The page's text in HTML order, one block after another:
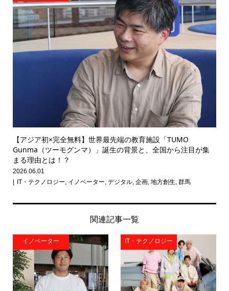
【アジア初×完全無料】世界最先端の教育施設「TUMO
Gunma（ツーモグンマ）」誕生の背景と、全国から注目が集
まる理由とは！？
2026.06.01
IT・テクノロジー, イノベーター, デジタル, 企画, 地方創生, 群馬
関連記事一覧
イノベーター IT・テクノロジー